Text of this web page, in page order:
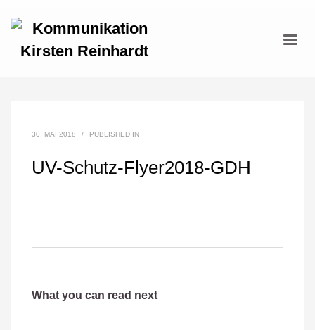
30. MAI 2018 / PUBLISHED IN
UV-Schutz-Flyer2018-GDH
What you can read next